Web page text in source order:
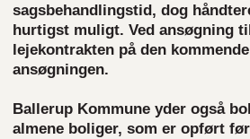
sagsbehandlingstid, dog
hurtigst muligt. Ved ansøgning
lejekontrakten på den
ansøgningen.
Ballerup Kommune yder også
almene boliger, som er opført